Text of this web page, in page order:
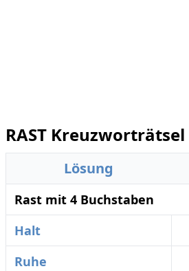
RAST Kreuzworträtsel
Lösung
Rast mit 4 Buchstaben
Halt
Ruhe